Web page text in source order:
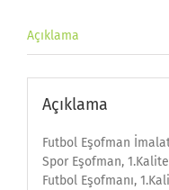
Açıklama
Açıklama
Futbol Eşofman
Spor Eşofman,
Futbol Eşofmanı,